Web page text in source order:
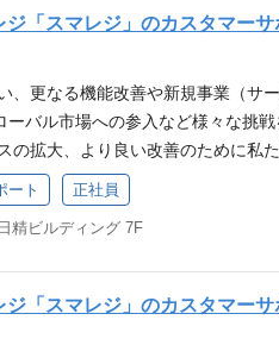
として大きく成長できる環境です
分の限界やゴールを超える ┗要
の先にある、本質的なニーズや課
迷ったときは、自身の行動が「家
を基準に判断する
上 【歓迎要件(WANT)】 NRR / チ
ールと、同時に顧客満足度を維持
収集と開発部門へのフィードバッ
わせ削減、採用コストゼロ化（ま
スタマーサポートは、当社サービ
、経MRR最大化に向けた施策の立
として大きく成長できる環境です
をしたことがある方 【歓迎要件
フトウェアなどを扱うIT企業で業
またはSVポジションなどでのマネ
などの商材の営業、またはアフタ
食店でレジ操作や売上管理、在庫
店でお客様対応のご経験 ITパスポ
ーサポートは、当社サービスの顧
です。お客様の課題解決を通じて
点にやりがいがあります。 求める
街を元気に！」へ共感いただける
「スマレジ」のカスタマーサ
、更なる機能改善や新規事業（サ
ーバル市場への参入など様々な挑
の拡大、より良い改善のために私た
マレジの事業について 業務詳細 当
イムカードの利用ユーザーからの
※従事すべき業務の変更の範囲：会
をしたことがある方 【歓迎要件
フトウェアなどを扱うIT企業で業
ート 正社員
精ビルディング 7F
「スマレジ」のカスタマーサ